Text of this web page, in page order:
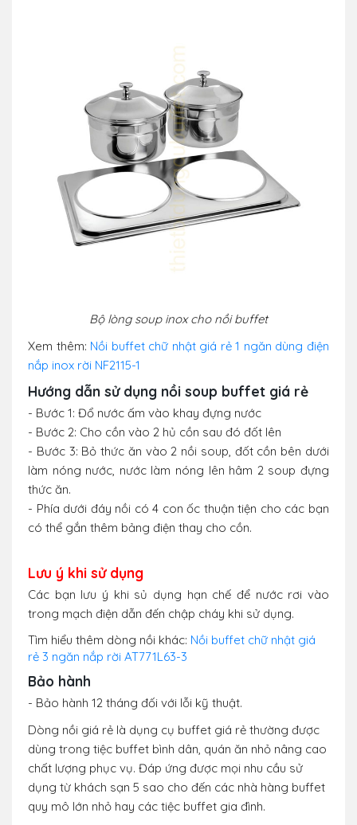
Bộ lòng soup inox cho nồi buffet
Xem thêm: Nồi buffet chữ nhật giá rẻ 1 ngăn dùng điện
nắp inox rời NF2115-1
Hướng dẫn sử dụng nồi soup buffet giá rẻ
- Bước 1: Đổ nước ấm vào khay đựng nước
- Bước 2: Cho cồn vào 2 hủ cồn sau đó đốt lên
- Bước 3: Bỏ thức ăn vào 2 nồi soup, đốt cồn bên dưới
làm nóng nước, nước làm nóng lên hâm 2 soup đựng
thức ăn.
- Phía dưới đáy nồi có 4 con ốc thuận tiện cho các bạn
có thể gắn thêm bảng điện thay cho cồn.
Lưu ý khi sử dụng
Các bạn lưu ý khi sủ dụng hạn chế để nước rơi vào
trong mạch điện dẫn đến chập cháy khi sử dụng.
Tìm hiểu thêm dòng nồi khác: Nồi buffet chữ nhật giá
rẻ 3 ngăn nắp rời AT771L63-3
Bảo hành
- Bảo hành 12 tháng đối với lỗi kỹ thuật.
Dòng nồi giá rẻ là dụng cụ buffet giá rẻ thường được
dùng trong tiệc buffet bình dân, quán ăn nhỏ nâng cao
chất lượng phục vụ. Đáp ứng được mọi nhu cầu sử
dụng từ khách sạn 5 sao cho đến các nhà hàng buffet
quy mô lớn nhỏ hay các tiệc buffet gia đình.